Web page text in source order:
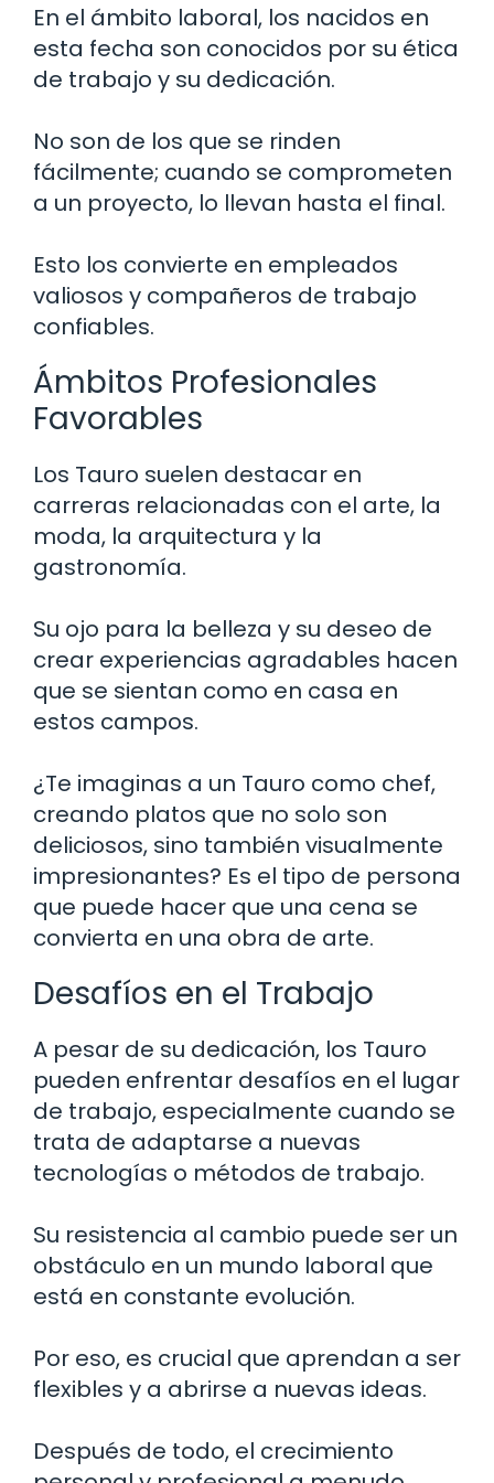
En el ámbito laboral, los nacidos en
esta fecha son conocidos por su ética
de trabajo y su dedicación.
No son de los que se rinden
fácilmente; cuando se comprometen
a un proyecto, lo llevan hasta el final.
Esto los convierte en empleados
valiosos y compañeros de trabajo
confiables.
Ámbitos Profesionales
Favorables
Los Tauro suelen destacar en
carreras relacionadas con el arte, la
moda, la arquitectura y la
gastronomía.
Su ojo para la belleza y su deseo de
crear experiencias agradables hacen
que se sientan como en casa en
estos campos.
¿Te imaginas a un Tauro como chef,
creando platos que no solo son
deliciosos, sino también visualmente
impresionantes? Es el tipo de persona
que puede hacer que una cena se
convierta en una obra de arte.
Desafíos en el Trabajo
A pesar de su dedicación, los Tauro
pueden enfrentar desafíos en el lugar
de trabajo, especialmente cuando se
trata de adaptarse a nuevas
tecnologías o métodos de trabajo.
Su resistencia al cambio puede ser un
obstáculo en un mundo laboral que
está en constante evolución.
Por eso, es crucial que aprendan a ser
flexibles y a abrirse a nuevas ideas.
Después de todo, el crecimiento